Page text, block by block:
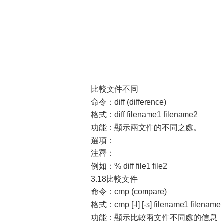
比較文件不同
命令：diff (difference)
格式：diff filename1 filename2
功能：顯示兩文件的不同之處。
選項：
注釋：
例如：% diff file1 file2
3.18比較文件
命令：cmp (compare)
格式：cmp [-l] [-s] filename1
功能：顯示比較兩文件不同處的信息